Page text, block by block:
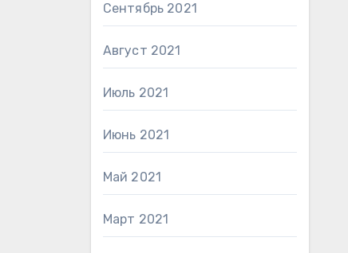
Сентябрь 2021
Август 2021
Июль 2021
Июнь 2021
Май 2021
Март 2021